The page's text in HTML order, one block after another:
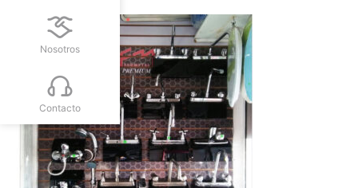
Nosotros
Contacto